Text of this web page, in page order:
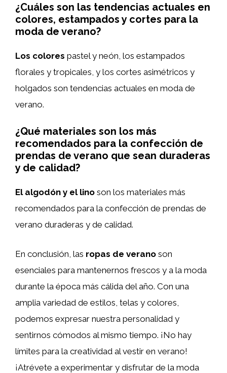
¿Cuáles son las tendencias actuales en
colores, estampados y cortes para la
moda de verano?
Los colores pastel y neón, los estampados
florales y tropicales, y los cortes asimétricos y
holgados son tendencias actuales en moda de
verano.
¿Qué materiales son los más
recomendados para la confección de
prendas de verano que sean duraderas
y de calidad?
El algodón y el lino son los materiales más
recomendados para la confección de prendas de
verano duraderas y de calidad.
En conclusión, las ropas de verano son
esenciales para mantenernos frescos y a la moda
durante la época más cálida del año. Con una
amplia variedad de estilos, telas y colores,
podemos expresar nuestra personalidad y
sentirnos cómodos al mismo tiempo. ¡No hay
límites para la creatividad al vestir en verano!
¡Atrévete a experimentar y disfrutar de la moda